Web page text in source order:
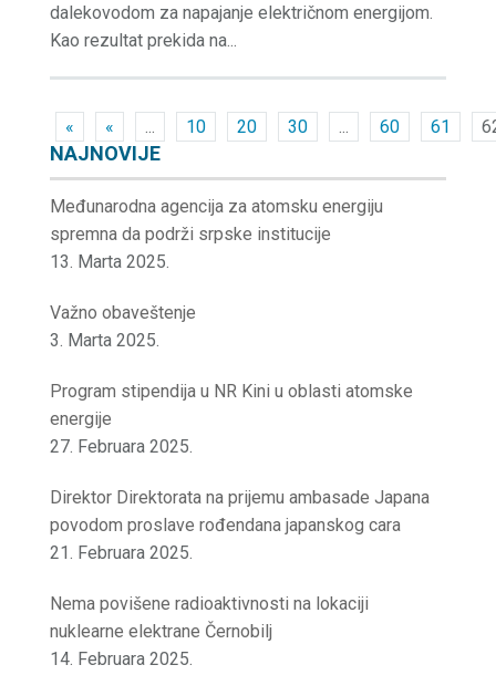
dalekovodom za napajanje električnom energijom.
Kao rezultat prekida na...
« « 10 20 30 60 61
NAJNOVIJE
Međunarodna agencija za atomsku energiju
spremna da podrži srpske institucije
13. Marta 2025.
Važno obaveštenje
3. Marta 2025.
Program stipendija u NR Kini u oblasti atomske
energije
27. Februara 2025.
Direktor Direktorata na prijemu ambasade Japana
povodom proslave rođendana japanskog cara
21. Februara 2025.
Nema povišene radioaktivnosti na lokaciji
nuklearne elektrane Černobilj
14. Februara 2025.